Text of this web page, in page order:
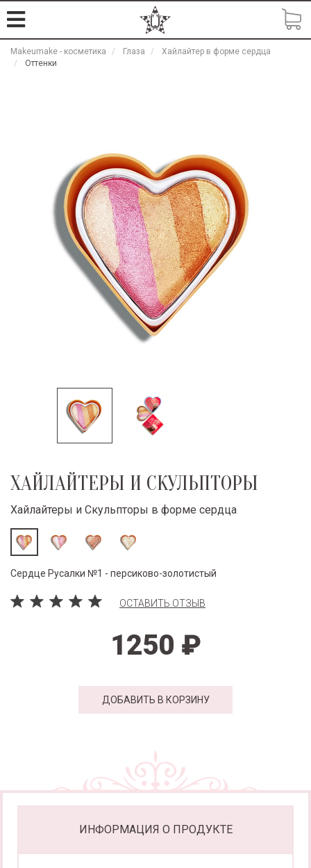
Makeumake - косметика Глаза
Хайлайтер в форме сердца
Оттенки
ХАЙЛАЙТЕРЫ И СКУЛЬПТОРЫ
Хайлайтеры и Скульпторы в форме сердца
Сердце Русалки №1 - персиково-золотистый
ОСТАВИТЬ ОТЗЫВ
1250 ₽
ДОБАВИТЬ В КОРЗИНУ
ИНФОРМАЦИЯ О ПРОДУКТЕ